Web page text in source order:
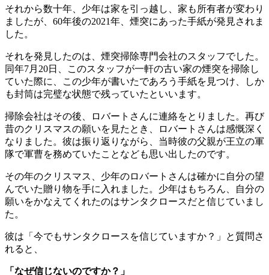
それから数十年、少年は家を引っ越し、家も所有者が変わり
ましたが、60年後の2021年、煙突にあった手紙が発見されま
した。
それを発見したのは、煙突掃除専門会社のスタッフでした。
同年7月20日、このスタッフが一軒の古い家の煙突を掃除し
ていた際に、この少年が書いたであろう手紙を見つけ、しか
も封筒は完璧な状態で残っていたといいます。
掃除会社はその後、ロバートさんに連絡をとりました。再び
昔のクリスマスの願いを見たとき、ロバートさんは感慨深く
なりました。彼は振り返りながら、当時彼の父親が王立の軍
隊で軍曹を務めていたことなども思い出したのです。
その年のクリスマス、少年のロバートさんは確かに自分の望
んでいた贈り物を手に入れました。少年はもちろん、自分の
願いをかなえてくれたのはサンタクロースだと信じていまし
た。
彼は「今でもサンタクロースを信じていますか？」と質問さ
れると、
「なぜ信じないのですか？」